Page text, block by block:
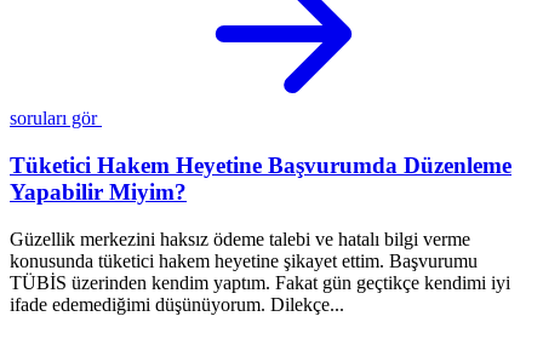
soruları gör
Tüketici Hakem Heyetine Başvurumda Düzenleme
Yapabilir Miyim?
Güzellik merkezini haksız ödeme talebi ve hatalı bilgi verme
konusunda tüketici hakem heyetine şikayet ettim. Başvurumu
TÜBİS üzerinden kendim yaptım. Fakat gün geçtikçe kendimi iyi
ifade edemediğimi düşünüyorum. Dilekçe...